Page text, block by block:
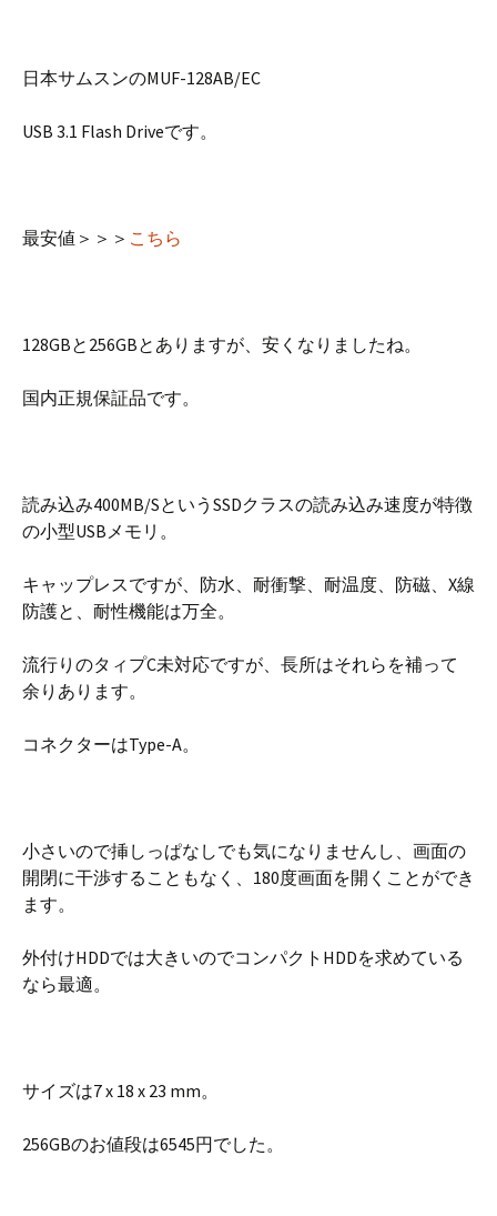
日本サムスンのMUF-128AB/EC
USB 3.1 Flash Driveです。
最安値＞＞＞ こちら
128GBと256GBとありますが、安くなりましたね。
国内正規保証品です。
読み込み400MB/SというSSDクラスの読み込み速度が特徴
の小型USBメモリ。
キャップレスですが、防水、耐衝撃、耐温度、防磁、X線
防護と、耐性機能は万全。
流行りのタィプC未対応ですが、長所はそれらを補って
余りあります。
コネクターはType-A。
小さいので挿しっぱなしでも気になりませんし、画面の
開閉に干渉することもなく、180度画面を開くことができ
ます。
外付けHDDでは大きいのでコンパクトHDDを求めている
なら最適。
サイズは7 x 18 x 23 mm。
256GBのお値段は6545円でした。